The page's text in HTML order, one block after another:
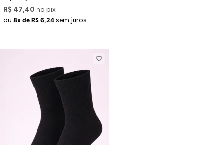
R$ 47,40 no pix
ou 8x de R$ 6,24 sem juros